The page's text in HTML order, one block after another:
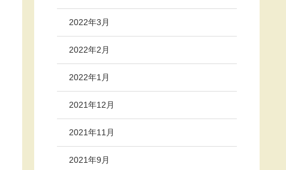
2022年3月
2022年2月
2022年1月
2021年12月
2021年11月
2021年9月